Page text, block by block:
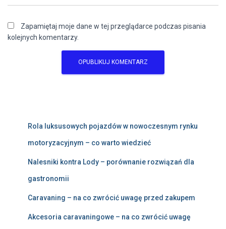
Zapamiętaj moje dane w tej przeglądarce podczas pisania
kolejnych komentarzy.
Rola luksusowych pojazdów w nowoczesnym rynku
motoryzacyjnym – co warto wiedzieć
Nalesniki kontra Lody – porównanie rozwiązań dla
gastronomii
Caravaning – na co zwrócić uwagę przed zakupem
Akcesoria caravaningowe – na co zwrócić uwagę